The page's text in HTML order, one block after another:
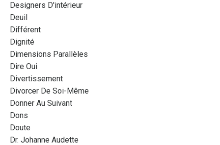
Designers D'intérieur
Deuil
Différent
Dignité
Dimensions Parallèles
Dire Oui
Divertissement
Divorcer De Soi-Même
Donner Au Suivant
Dons
Doute
Dr. Johanne Audette